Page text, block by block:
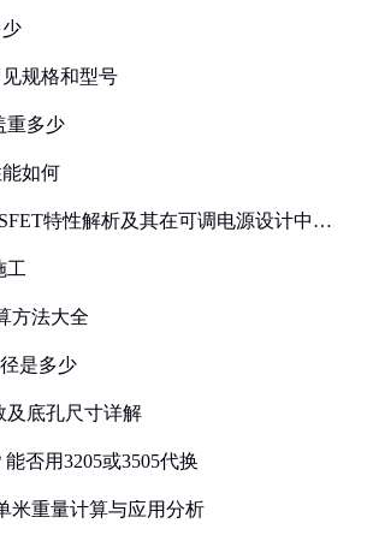
规格和型号
重多少
如何
特性解析及其在可调电源设计中的
工
方法大全
是多少
及底孔尺寸详解
否用3205或3505代换
米重量计算与应用分析